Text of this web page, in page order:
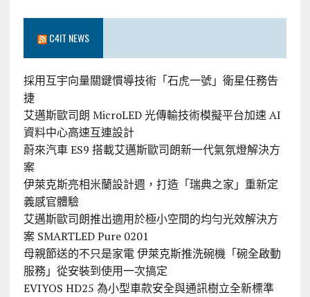
C4IT NEWS
採用互宇向量關鍵慣導技術「石虎一號」衛星任務告
捷
艾邁斯歐司朗 MicroLED 光傳輸技術模擬平台加速 AI
資料中心高速互連設計
蔚來汽車 ES9 搭載艾邁斯歐司朗新一代氣氛燈解決方
案
伊萊克斯亮相米蘭設計週，打造「瑞典之家」重新定
義感官體驗
艾邁斯歐司朗推出適用於極小空間的均勻光效解決方
案 SMARTLED Pure 0201
母親節送的不只是家電 伊萊克斯推洗碗機「碗全啟動
服務」從安裝到使用一次搞定
EVIYOS HD25 為小型車款安全與通訊樹立全新標準